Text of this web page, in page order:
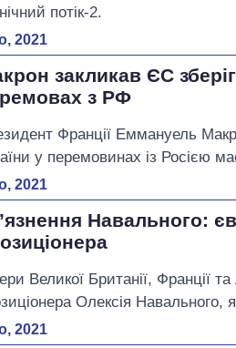
потік-2.
2021
закликав ЄС
з РФ
Франції Еммануель
у перемовинах із Росією
2021
Навального:
Великої Британії, Франції
Олексія
2021